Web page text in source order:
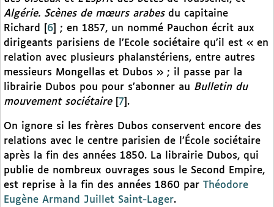
Algérie. Scènes de mœurs arabesdu capitaine
Richard
6
; en 1857, un nommé Pauchon écrit aux
dirigeants parisiens de l’Ecole sociétaire qu’il est « en
relation avec plusieurs phalanstériens, entre autres
messieurs Mongellas et Dubos » ; il passe par la
librairie Dubos pou pour s’abonner au Bulletin du
mouvement sociétaire[ 7 .
On ignore si les frères Dubos conservent encore des
relations avec le centre parisien de l’École sociétaire
après la fin des années 1850. La librairie Dubos, qui
publie de nombreux ouvrages sous le Second Empire,
est reprise à la fin des années 1860 par Théodore
Eugène Armand Juillet Saint-Lager.